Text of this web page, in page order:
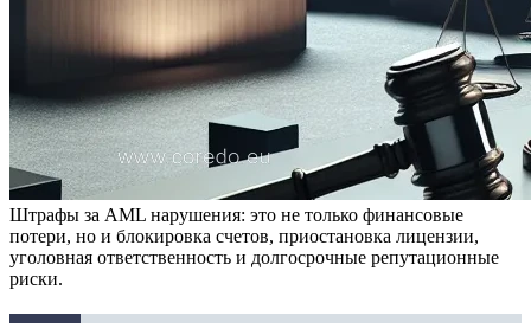
Штрафы за AML нарушения: это не только финансовые
потери, но и блокировка счетов, приостановка лицензии,
уголовная ответственность и долгосрочные репутационные
риски.